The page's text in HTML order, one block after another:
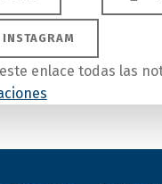
INSTAGRAM
enlace todas las